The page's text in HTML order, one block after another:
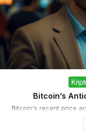
Bitcoin’s
Bitcoin's recent price